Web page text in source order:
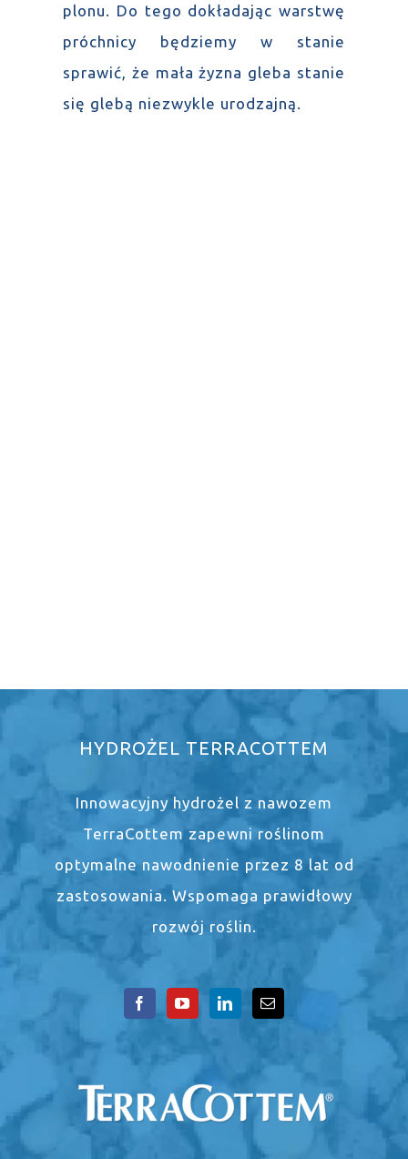
plonu. Do tego dokładając warstwę
próchnicy będziemy w stanie
sprawić, że mała żyzna gleba stanie
się glebą niezwykle urodzajną.
HYDROŻEL TERRACOTTEM
Innowacyjny hydrożel z nawozem
TerraCottem zapewni roślinom
optymalne nawodnienie przez 8 lat od
zastosowania. Wspomaga prawidłowy
rozwój roślin.